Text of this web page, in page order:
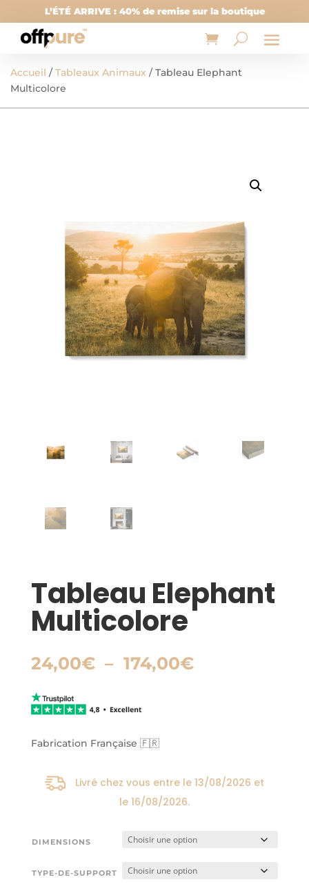
L’ÉTÉ ARRIVE : 40% de remise sur la boutique
Accueil /Tableaux Animaux / Tableau Elephant
Multicolore
Tableau Elephant
Multicolore
24,00€ – 174,00€Plage
Fabrication Française 🇫🇷
Livré chez vous entre le 13/08/2026 et
le 16/08/2026.
DIMENSIONS
TYPE-DE-SUPPORT